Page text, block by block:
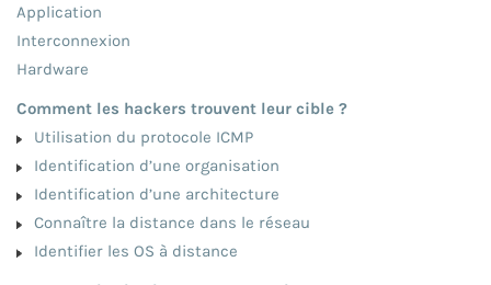
Application
Interconnexion
Hardware
Comment les hackers trouvent leur cible ?
Utilisation du protocole ICMP
Identification d’une organisation
Identification d’une architecture
Connaître la distance dans le réseau
Identifier les OS à distance